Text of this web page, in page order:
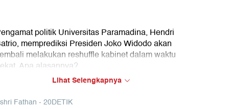
politik Universitas Paramadina, Hendri
memprediksi Presiden Joko Widodo akan
melakukan reshuffle kabinet dalam waktu
Apa alasannya?
Lihat Selengkapnya
Fathan - 20DETIK